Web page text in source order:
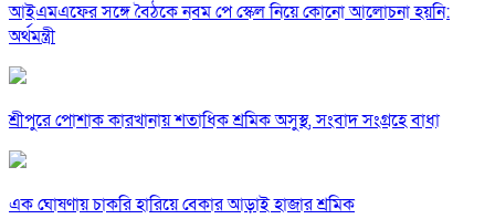
আইএমএফের সঙ্গে বৈঠকে নবম পে স্কেল নিয়ে কোনো আলোচনা হয়নি:
অর্থমন্ত্রী
শ্রীপুরে পোশাক কারখানায় শতাধিক শ্রমিক অসুস্থ, সংবাদ সংগ্রহে বাধা
এক ঘোষণায় চাকরি হারিয়ে বেকার আড়াই হাজার শ্রমিক